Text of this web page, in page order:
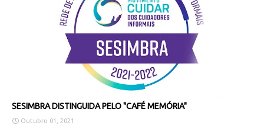
SESIMBRA DISTINGUIDA PELO "CAFÉ MEMÓRIA"
Outubro 01, 2021